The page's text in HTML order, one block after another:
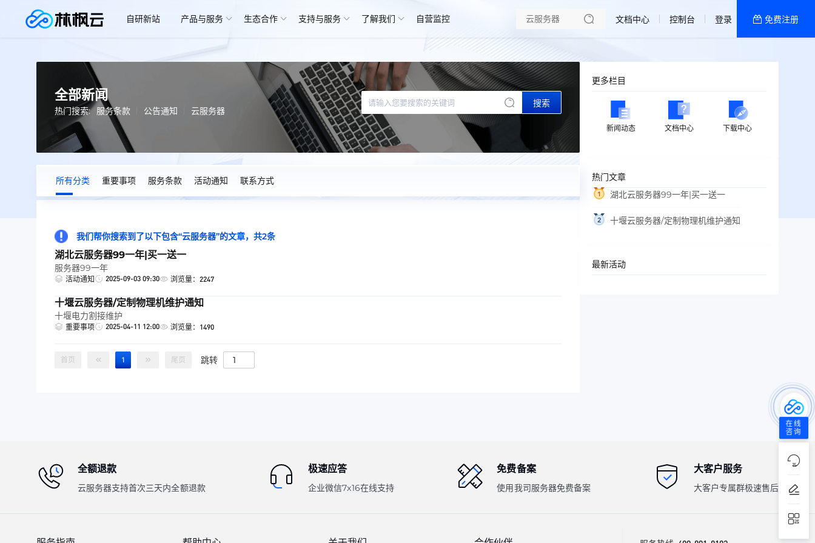
自研新站 产品与服务 生态合作 支持与服务 了解我们
自营监控
热销推荐
中国·香港|CN2
文档中心 控制台 登录 免费注册
全部新闻
热门搜索: 服务条款 公告通知 云服务器
搜索
所有分类 重要事项 服务条款 活动通知 联系方式
我们帮你搜索到了以下包含“云服务器”的文章，共2条
湖北云服务器99一年|买一送一
服务器99一年
活动通知 2025-09-03 09:30 浏览量：2247
十堰云服务器/定制物理机维护通知
十堰电力割接维护
重要事项 2025-04-11 12:00 浏览量：1490
首页 1 尾页 跳转
更多栏目
新闻动态 文档中心 下载中心
热门文章
湖北云服务器99一年|买一送一
十堰云服务器/定制物理机维护通知
最新活动
全额退款
云服务器支持首次三天内全额退款
极速应答
企业微信7x16在线支持
免费备案
使用我司服务器免费备案
大客户服务
大客户专属群极速售后
在线
咨询